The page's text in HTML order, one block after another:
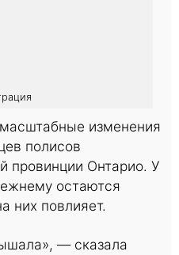
изменения
полисов
провинции Онтарио. У
остаются
них повлияет.
— сказала